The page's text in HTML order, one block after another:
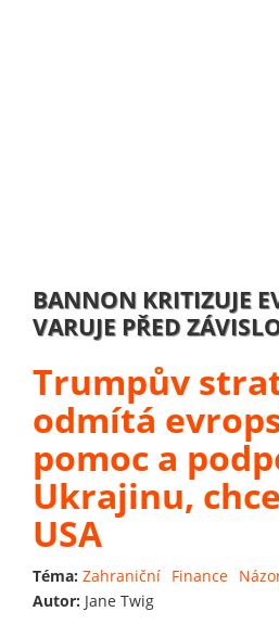
BANNON KRITIZUJE
VARUJE PŘED
Trumpův
odmítá
pomoc a
Ukrajinu,
USA
Téma: Zahraniční Finance
Autor: Jane Twig